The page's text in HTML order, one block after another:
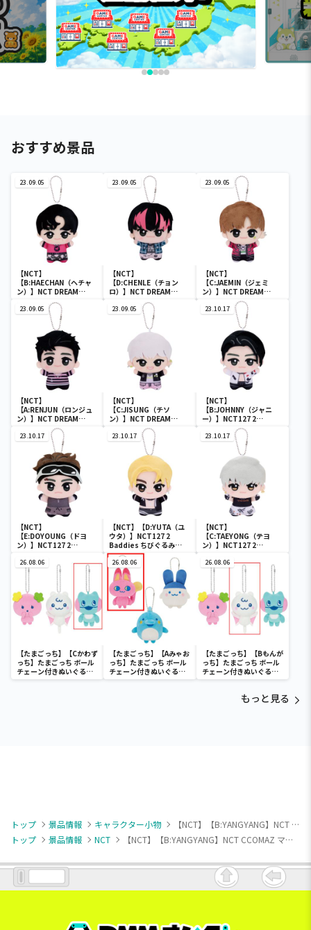
おすすめ景品
23.09.05
【NCT】
【B:HAECHAN（ヘチャ
ン）】NCT DREAM
Glitch Mode ちびぐるみ
vol.1
23.09.05
【NCT】
【D:CHENLE（チョン
ロ）】NCT DREAM
Glitch Mode ちびぐるみ
vol.2
23.09.05
【NCT】
【C:JAEMIN（ジェミ
ン）】NCT DREAM
Glitch Mode ちびぐるみ
vol.2
23.09.05
【NCT】
【A:RENJUN（ロンジュ
ン）】NCT DREAM
Glitch Mode ちびぐるみ
vol.2
23.09.05
【NCT】
【C:JISUNG（チソ
ン）】NCT DREAM
Glitch Mode ちびぐるみ
vol.1
23.10.17
【NCT】
【B:JOHNNY（ジャニ
ー）】NCT127 2
Baddies ちびぐるみ
vol.1
23.10.17
【NCT】
【E:DOYOUNG（ドヨ
ン）】NCT127 2
vol.1
23.10.17
【NCT】【D:YUTA（ユ
ウタ）】NCT127 2
Baddies ちびぐるみ
vol.1
23.10.17
【NCT】
【C:TAEYONG（テヨ
ン）】NCT127 2
vol.1
26.08.06
【たまごっち】【Cかわず
っち】たまごっち ボール
チェーン付きぬいぐるみ
～Tamagotchi
26.08.06
【たまごっち】【Aみゃお
っち】たまごっち ボール
チェーン付きぬいぐるみ
～Tamagotchi
26.08.06
【たまごっち】【Bもんが
っち】たまごっち ボール
チェーン付きぬいぐるみ
～Tamagotchi
もっと見る
トップ 景品情報 キャラクター小物
【NCT】【B:YANGYANG】NCT CCOMAZ マスコットVol.4（EX）
トップ
景品情報 NCT 【NCT】【B:YANGYANG】NCT CCOMAZ マスコットVol.4（EX）